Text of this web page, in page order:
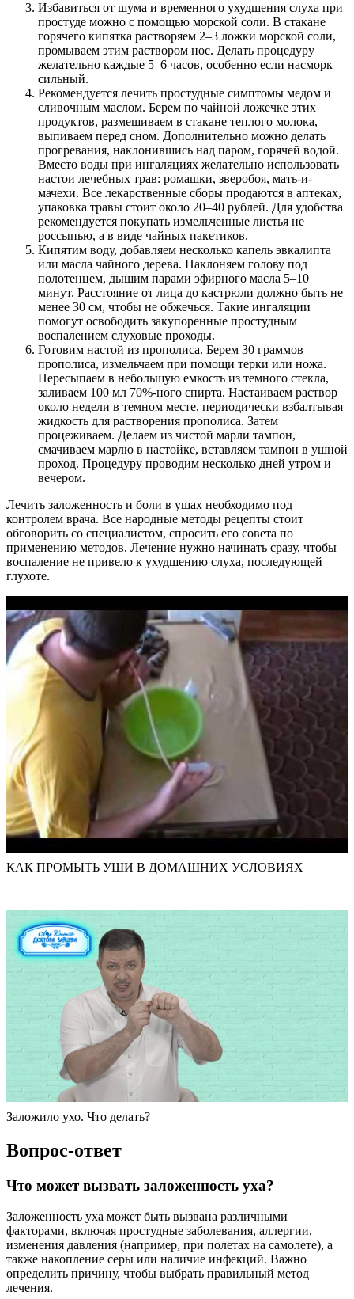
Избавиться от шума и временного ухудшения слуха при
простуде можно с помощью морской соли. В стакане
горячего кипятка растворяем 2–3 ложки морской соли,
промываем этим раствором нос. Делать процедуру
желательно каждые 5–6 часов, особенно если насморк
сильный.
Рекомендуется лечить простудные симптомы медом и
сливочным маслом. Берем по чайной ложечке этих
продуктов, размешиваем в стакане теплого молока,
выпиваем перед сном. Дополнительно можно делать
прогревания, наклонившись над паром, горячей водой.
Вместо воды при ингаляциях желательно использовать
настои лечебных трав: ромашки, зверобоя, мать-и-
мачехи. Все лекарственные сборы продаются в аптеках,
упаковка травы стоит около 20–40 рублей. Для удобства
рекомендуется покупать измельченные листья не
россыпью, а в виде чайных пакетиков.
Кипятим воду, добавляем несколько капель эвкалипта
или масла чайного дерева. Наклоняем голову под
полотенцем, дышим парами эфирного масла 5–10
минут. Расстояние от лица до кастрюли должно быть не
менее 30 см, чтобы не обжечься. Такие ингаляции
помогут освободить закупоренные простудным
воспалением слуховые проходы.
Готовим настой из прополиса. Берем 30 граммов
прополиса, измельчаем при помощи терки или ножа.
Пересыпаем в небольшую емкость из темного стекла,
заливаем 100 мл 70%-ного спирта. Настаиваем раствор
около недели в темном месте, периодически взбалтывая
жидкость для растворения прополиса. Затем
процеживаем. Делаем из чистой марли тампон,
смачиваем марлю в настойке, вставляем тампон в ушной
проход. Процедуру проводим несколько дней утром и
вечером.
Лечить заложенность и боли в ушах необходимо под
контролем врача. Все народные методы рецепты стоит
обговорить со специалистом, спросить его совета по
применению методов. Лечение нужно начинать сразу, чтобы
воспаление не привело к ухудшению слуха, последующей
глухоте.
КАК ПРОМЫТЬ УШИ В ДОМАШНИХ УСЛОВИЯХ
Заложило ухо. Что делать?
Вопрос-ответ
Что может вызвать заложенность уха?
Заложенность уха может быть вызвана различными
факторами, включая простудные заболевания, аллергии,
изменения давления (например, при полетах на самолете), а
также накопление серы или наличие инфекций. Важно
определить причину, чтобы выбрать правильный метод
лечения.